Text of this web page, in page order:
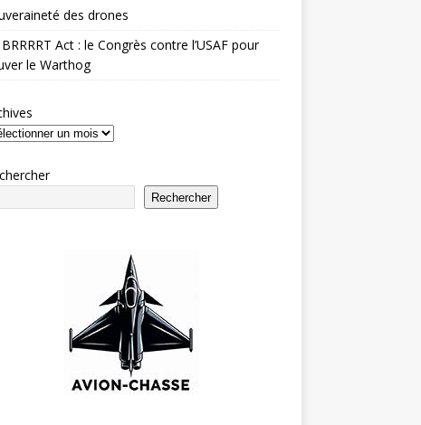
des drones
Act : le Congrès contre l’USAF pour
le Warthog
Rechercher